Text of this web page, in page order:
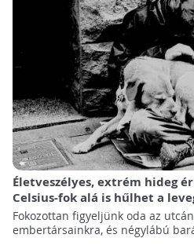
Életveszélyes, extrém hideg
Celsius-fok alá is hűlhet a
Fokozottan figyeljünk oda az
embertársainkra, és négylábú